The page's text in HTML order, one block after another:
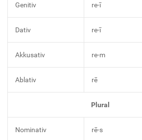
Genitiv re-ī
Dativ re-ī
Akkusativ re-m
Ablativ rē
Plural
Nominativ rē-s